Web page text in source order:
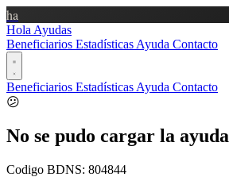
ha
Hola Ayudas
Beneficiarios Estadísticas Ayuda Contacto
Beneficiarios Estadísticas Ayuda Contacto
😕
No se pudo cargar la ayuda
Codigo BDNS: 804844